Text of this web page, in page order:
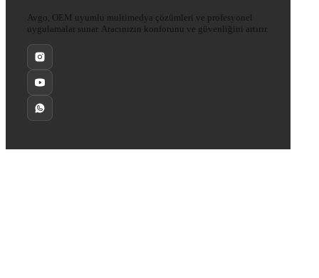
Avgo, OEM uyumlu multimedya çözümleri ve profesyonel
uygulamalar sunar. Aracınızın konforunu ve güvenliğini artırır.